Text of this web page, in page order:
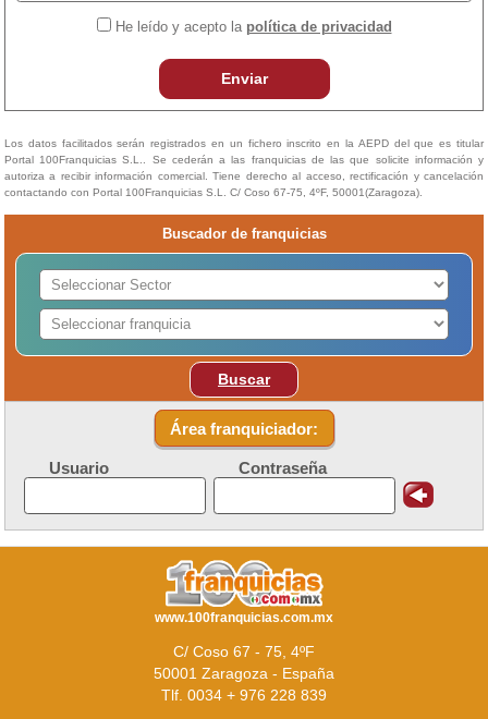
He leído y acepto la política de privacidad
Enviar
Los datos facilitados serán registrados en un fichero inscrito en la AEPD del que es titular
Portal 100Franquicias S.L.. Se cederán a las franquicias de las que solicite información y
autoriza a recibir información comercial. Tiene derecho al acceso, rectificación y cancelación
contactando con Portal 100Franquicias S.L. C/ Coso 67-75, 4ºF, 50001(Zaragoza).
Buscador de franquicias
Buscar
Área franquiciador:
Usuario Contraseña
www.100franquicias.com.mx
C/ Coso 67 - 75, 4ºF
50001 Zaragoza - España
Tlf. 0034 + 976 228 839